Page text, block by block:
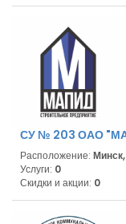
СУ № 203 ОАО
Расположение:
Услуги: 0
Скидки и акции: 0